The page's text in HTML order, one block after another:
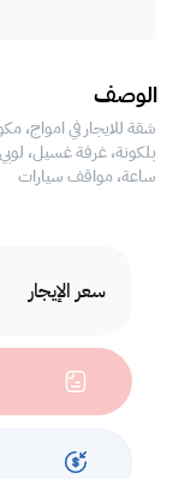
سعر الإيجار
الوصف
ساعة، مواقف سيارات